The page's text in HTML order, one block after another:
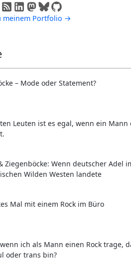
meinem Portfolio →
– Mode oder Statement?
Leuten ist es egal, wenn ein Mann
Ziegenböcke: Wenn deutscher Adel
Wilden Westen landete
Mal mit einem Rock im Büro
ich als Mann einen Rock trage,
oder trans bin?